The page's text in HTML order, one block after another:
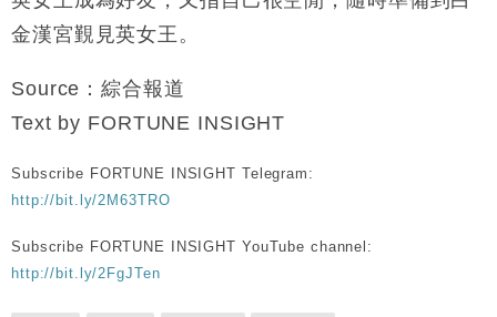
金漢宮覲見英女王。
Source：綜合報道
Text by FORTUNE INSIGHT
Subscribe FORTUNE INSIGHT Telegram:
http://bit.ly/2M63TRO
Subscribe FORTUNE INSIGHT YouTube channel:
http://bit.ly/2FgJTen